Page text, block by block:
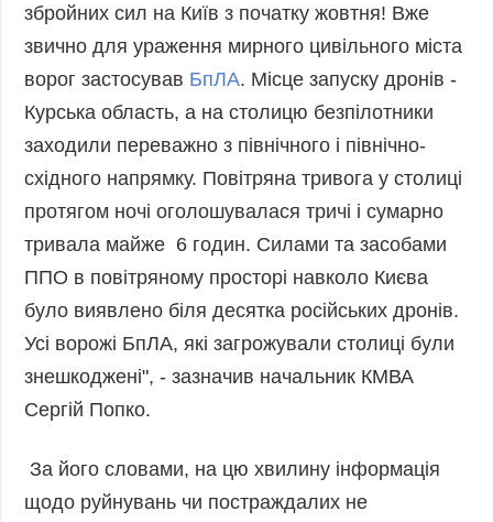
ЗВІТИ
РЕДАКЦІЙНИЙ
КОДЕКС
Розсилки
ДОДАТКОВО
Подкасти
Інтерв'ю
Відео
Блоги
Інфографіка
Новини
партнерів
Послуги
Фотобанк
Анонси
РОЗСИЛКИ
збройних сил на Київ з початку жовтня! Вже
звично для ураження мирного цивільного міста
ворог застосував БпЛА. Місце запуску дронів -
Курська область, а на столицю безпілотники
заходили переважно з північного і північно-
східного напрямку. Повітряна тривога у столиці
протягом ночі оголошувалася тричі і сумарно
тривала майже 6 годин. Силами та засобами
ППО в повітряному просторі навколо Києва
було виявлено біля десятка російських дронів.
Усі ворожі БпЛА, які загрожували столиці були
знешкоджені", - зазначив начальник КМВА
Сергій Попко.
За його словами, на цю хвилину інформація
щодо руйнувань чи постраждалих не